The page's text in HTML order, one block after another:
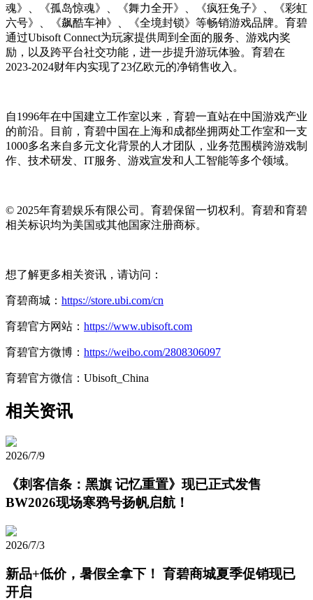
魂》、《孤岛惊魂》、《舞力全开》、《疯狂兔子》、《彩虹
六号》、《飙酷车神》、《全境封锁》等畅销游戏品牌。育碧
通过Ubisoft Connect为玩家提供周到全面的服务、游戏内奖
励，以及跨平台社交功能，进一步提升游玩体验。育碧在
2023-2024财年内实现了23亿欧元的净销售收入。
自1996年在中国建立工作室以来，育碧一直站在中国游戏产业
的前沿。目前，育碧中国在上海和成都坐拥两处工作室和一支
1000多名来自多元文化背景的人才团队，业务范围横跨游戏制
作、技术研发、IT服务、游戏宣发和人工智能等多个领域。
© 2025年育碧娱乐有限公司。育碧保留一切权利。育碧和育碧
相关标识均为美国或其他国家注册商标。
想了解更多相关资讯，请访问：
育碧商城： https://store.ubi.com/cn
育碧官方网站： https://www.ubisoft.com
育碧官方微博： https://weibo.com/2808306097
育碧官方微信：Ubisoft_China
相关资讯
2026/7/9
《刺客信条：黑旗 记忆重置》现已正式发售
BW2026现场寒鸦号扬帆启航！
2026/7/3
新品+低价，暑假全拿下！ 育碧商城夏季促销现已
开启